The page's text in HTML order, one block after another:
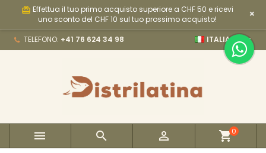
card_giftcard Effettua il tuo primo acquisto superiore a CHF 50 e ricevi
uno sconto del CHF 10 sul tuo prossimo acquisto!
×
TELEFONO: +41 76 624 34 98 ITALIANO 
   0
My wishlists ×
add_circle_outline Create new list
Crea lista dei desideri ×
Accedi ×
Devi avere effettuato l'accesso per salvare dei
Annulla